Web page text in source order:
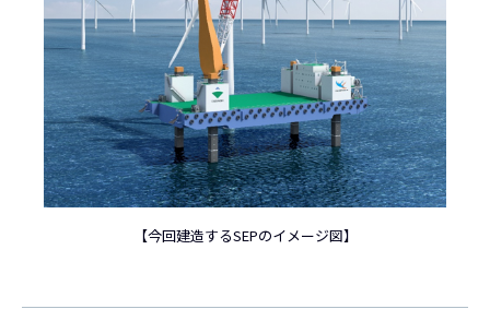
【今回建造するSEPのイメージ図】